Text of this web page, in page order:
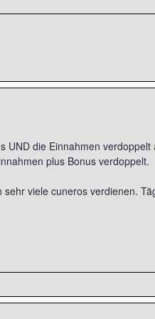
die Einnahmen verdoppelt
plus Bonus verdoppelt.
viele cuneros verdienen.